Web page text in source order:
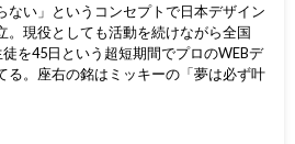
ない」というコンセプトで日本デザイン
。現役としても活動を続けながら全国
を45日という超短期間でプロのWEBデ
る。座右の銘はミッキーの「夢は必ず叶